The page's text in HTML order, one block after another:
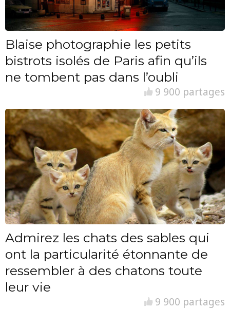
Blaise photographie les petits
bistrots isolés de Paris afin qu’ils
ne tombent pas dans l’oubli
9 900 partages
Admirez les chats des sables qui
ont la particularité étonnante de
ressembler à des chatons toute
leur vie
9 900 partages